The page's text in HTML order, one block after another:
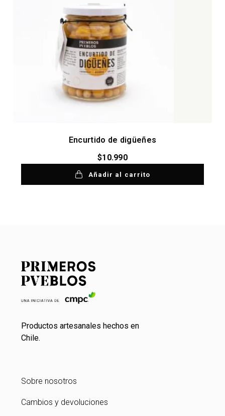
Encurtido de digüeñes
$10.990
Añadir al carrito
Productos artesanales hechos en
Chile.
Sobre nosotros
Cambios y devoluciones